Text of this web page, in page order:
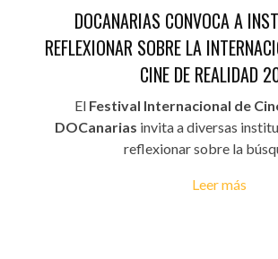
DOCANARIAS CONVOCA A
REFLEXIONAR SOBRE LA
CINE DE REALIDAD
El Festival Internacional de
DOCanarias invita a diversas
reflexionar sobre la
Leer más